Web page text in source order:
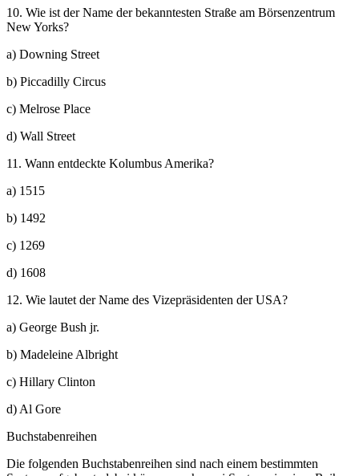
10. Wie ist der Name der bekanntesten Straße am Börsenzentrum
New Yorks?
a) Downing Street
b) Piccadilly Circus
c) Melrose Place
d) Wall Street
11. Wann entdeckte Kolumbus Amerika?
a) 1515
b) 1492
c) 1269
d) 1608
12. Wie lautet der Name des Vizepräsidenten der USA?
a) George Bush jr.
b) Madeleine Albright
c) Hillary Clinton
d) Al Gore
Buchstabenreihen
Die folgenden Buchstabenreihen sind nach einem bestimmten